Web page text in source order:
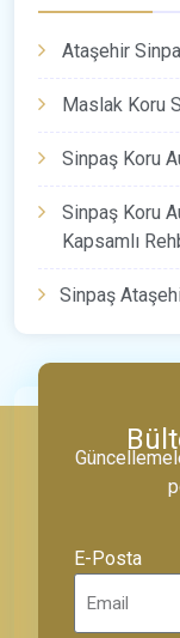
Ataşehir
Maslak Koru
Sinpaş Koru
Sinpaş Koru
Kapsamlı
Sinpaş
E-Posta